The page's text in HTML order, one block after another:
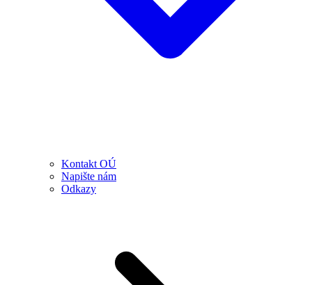
Kontakt OÚ
Napište nám
Odkazy